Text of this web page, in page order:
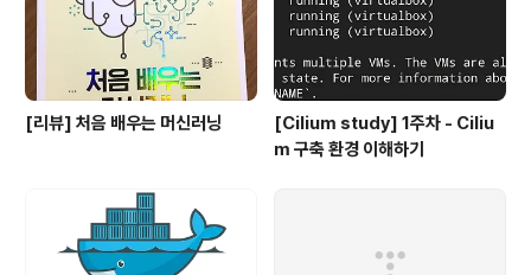
[리뷰] 처음 배우는 머신러닝
[Cilium study] 1주차 - Ciliu
m 구축 환경 이해하기